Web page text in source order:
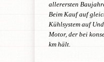
allerersten
Beim Kauf auf
Kühlsystem auf
Motor, der bei
km hält.